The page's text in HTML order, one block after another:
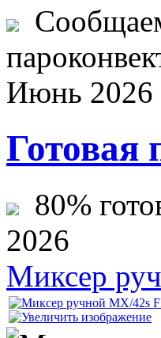
Июнь 2026
Готовая
80%
2026
Миксер